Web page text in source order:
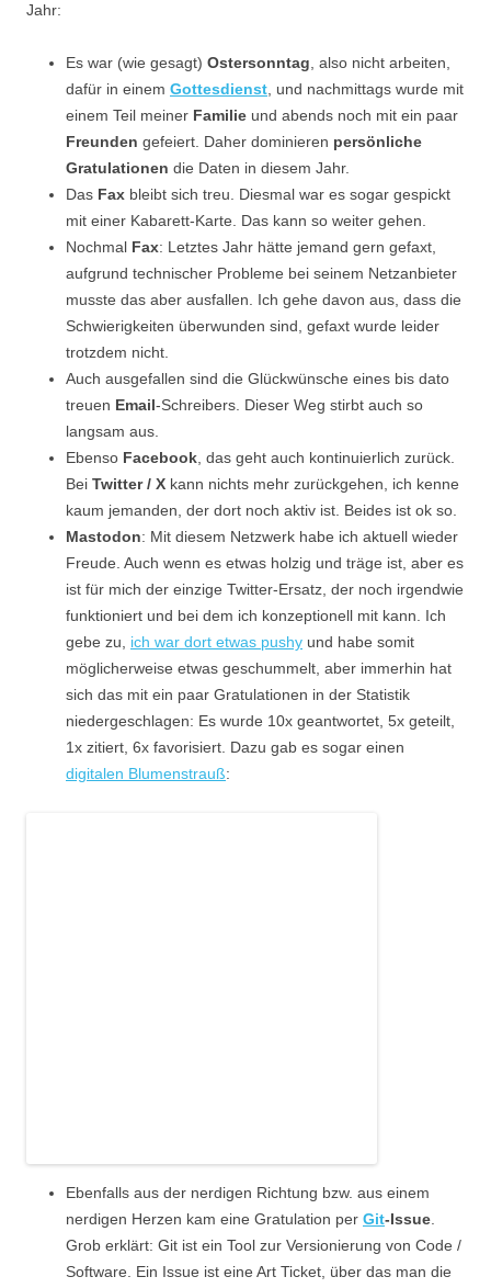
Jahr:
Es war (wie gesagt) Ostersonntag, also nicht arbeiten,
dafür in einem Gottesdienst, und nachmittags wurde mit
einem Teil meiner Familie und abends noch mit ein paar
Freunden gefeiert. Daher dominieren persönliche
Gratulationen die Daten in diesem Jahr.
Das Fax bleibt sich treu. Diesmal war es sogar gespickt
mit einer Kabarett-Karte. Das kann so weiter gehen.
Nochmal Fax: Letztes Jahr hätte jemand gern gefaxt,
aufgrund technischer Probleme bei seinem Netzanbieter
musste das aber ausfallen. Ich gehe davon aus, dass die
Schwierigkeiten überwunden sind, gefaxt wurde leider
trotzdem nicht.
Auch ausgefallen sind die Glückwünsche eines bis dato
treuen Email-Schreibers. Dieser Weg stirbt auch so
langsam aus.
Ebenso Facebook, das geht auch kontinuierlich zurück.
Bei Twitter / X kann nichts mehr zurückgehen, ich kenne
kaum jemanden, der dort noch aktiv ist. Beides ist ok so.
Mastodon: Mit diesem Netzwerk habe ich aktuell wieder
Freude. Auch wenn es etwas holzig und träge ist, aber es
ist für mich der einzige Twitter-Ersatz, der noch irgendwie
funktioniert und bei dem ich konzeptionell mit kann. Ich
gebe zu, ich war dort etwas pushy und habe somit
möglicherweise etwas geschummelt, aber immerhin hat
sich das mit ein paar Gratulationen in der Statistik
niedergeschlagen: Es wurde 10x geantwortet, 5x geteilt,
1x zitiert, 6x favorisiert. Dazu gab es sogar einen
digitalen Blumenstrauß:
Ebenfalls aus der nerdigen Richtung bzw. aus einem
nerdigen Herzen kam eine Gratulation per Git-Issue.
Grob erklärt: Git ist ein Tool zur Versionierung von Code /
Software. Ein Issue ist eine Art Ticket, über das man die